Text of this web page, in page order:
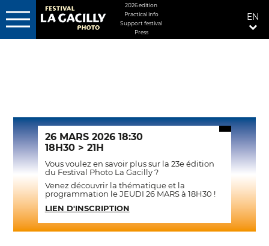
Skip
MENU
FIXÉ
DROITE
2026 edition
Practical info
Support festival
Press
EN
26 MARS 2026 18:30
18H30 > 21H
Vous voulez en savoir plus sur la 23e édition
du Festival Photo La Gacilly ?
Venez découvrir la thématique et la
programmation le JEUDI 26 MARS à 18H30 !
LIEN D'INSCRIPTION